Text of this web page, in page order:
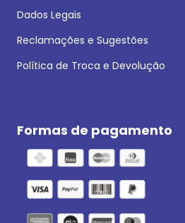
Dados Legais
Reclamações e Sugestões
Política de Troca e Devolução
Formas de pagamento